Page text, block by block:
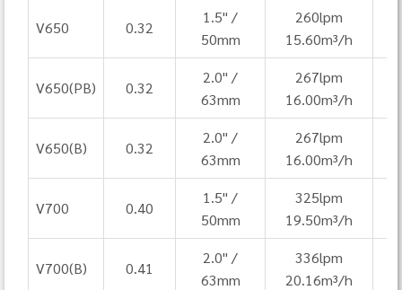
V650 0.32
1.5" /
50mm
260lpm
15.60m³/h
V650(PB) 0.32
2.0" /
63mm
267lpm
16.00m³/h
V650(B) 0.32
2.0" /
63mm
267lpm
16.00m³/h
V700 0.40
1.5" /
50mm
325lpm
19.50m³/h
V700(B) 0.41
2.0" /
63mm
336lpm
20.16m³/h